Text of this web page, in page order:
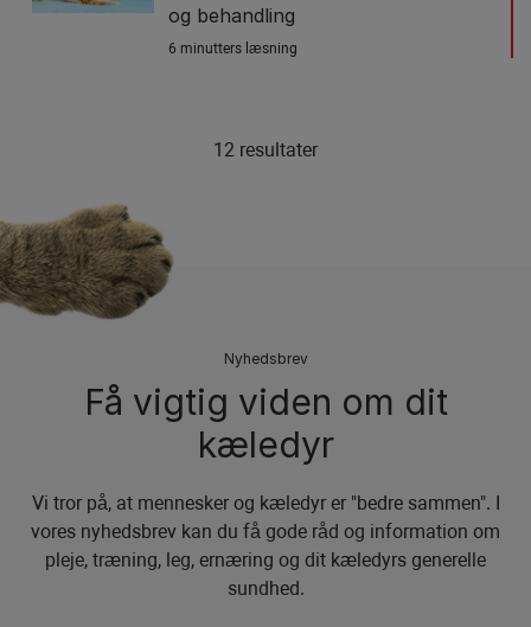
og behandling
6 minutters læsning
12 resultater
Nyhedsbrev
Få vigtig viden om dit
kæledyr
Vi tror på, at mennesker og kæledyr er "bedre sammen". I
vores nyhedsbrev kan du få gode råd og information om
pleje, træning, leg, ernæring og dit kæledyrs generelle
sundhed.